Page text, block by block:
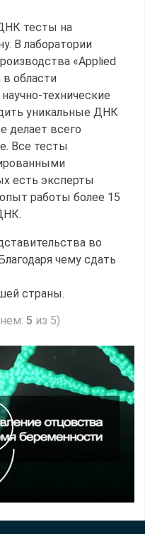
тесты на
В лаборатории
«Applied
в области
технические
уникальные ДНК
делает всего
Все тесты
есть эксперты
работы более 15
во
чему сдать
страны.
5 из 5)